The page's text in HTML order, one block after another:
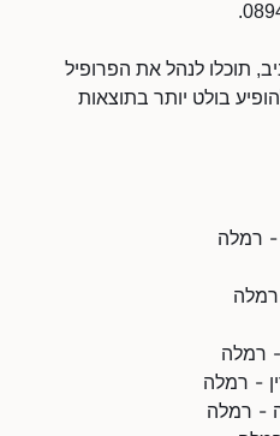
תוכלו לנהל את הפרופיל
בולט יותר בתוצאות
- רמלה
רמלה
רמלה
- רמלה
- רמלה